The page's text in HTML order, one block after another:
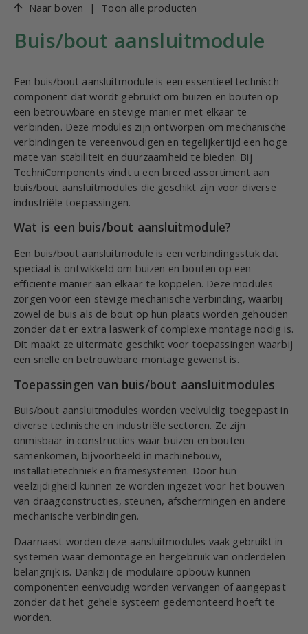
Naar boven | Toon alle producten
Buis/bout aansluitmodule
Een buis/bout aansluitmodule is een essentieel technisch
component dat wordt gebruikt om buizen en bouten op
een betrouwbare en stevige manier met elkaar te
verbinden. Deze modules zijn ontworpen om mechanische
verbindingen te vereenvoudigen en tegelijkertijd een hoge
mate van stabiliteit en duurzaamheid te bieden. Bij
TechniComponents vindt u een breed assortiment aan
buis/bout aansluitmodules die geschikt zijn voor diverse
industriële toepassingen.
Wat is een buis/bout aansluitmodule?
Een buis/bout aansluitmodule is een verbindingsstuk dat
speciaal is ontwikkeld om buizen en bouten op een
efficiënte manier aan elkaar te koppelen. Deze modules
zorgen voor een stevige mechanische verbinding, waarbij
zowel de buis als de bout op hun plaats worden gehouden
zonder dat er extra laswerk of complexe montage nodig is.
Dit maakt ze uitermate geschikt voor toepassingen waarbij
een snelle en betrouwbare montage gewenst is.
Toepassingen van buis/bout aansluitmodules
Buis/bout aansluitmodules worden veelvuldig toegepast in
diverse technische en industriële sectoren. Ze zijn
onmisbaar in constructies waar buizen en bouten
samenkomen, bijvoorbeeld in machinebouw,
installatietechniek en framesystemen. Door hun
veelzijdigheid kunnen ze worden ingezet voor het bouwen
van draagconstructies, steunen, afschermingen en andere
mechanische verbindingen.
Daarnaast worden deze aansluitmodules vaak gebruikt in
systemen waar demontage en hergebruik van onderdelen
belangrijk is. Dankzij de modulaire opbouw kunnen
componenten eenvoudig worden vervangen of aangepast
zonder dat het gehele systeem gedemonteerd hoeft te
worden.